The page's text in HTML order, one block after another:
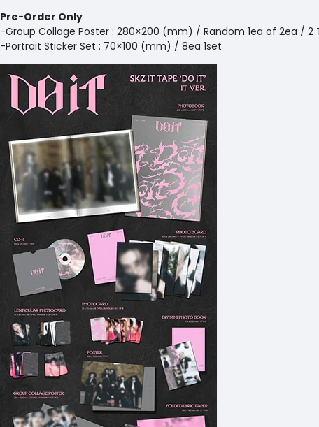
Pre-Order Only
-Group Collage Poster : 280×200 (mm) / Random 1ea of 2ea / 2
-Portrait Sticker Set : 70×100 (mm) / 8ea 1set